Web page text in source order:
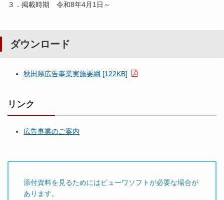
３．掲載時期 令和8年4月1日～
ダウンロード
秋田県広告事業実施要綱 [122KB]
リンク
広告事業のご案内
添付資料を見るためにはビューワソフトが必要な場合が
あります。